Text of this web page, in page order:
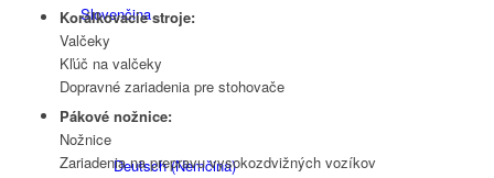
Slovenčina
Deutsch(Nemčina)
Korálkovacie stroje:
Valčeky
Kľúč na valčeky
Dopravné zariadenia pre stohovače
Pákové nožnice:
Nožnice
Zariadenia na prepravu vysokozdvižných vozíkov